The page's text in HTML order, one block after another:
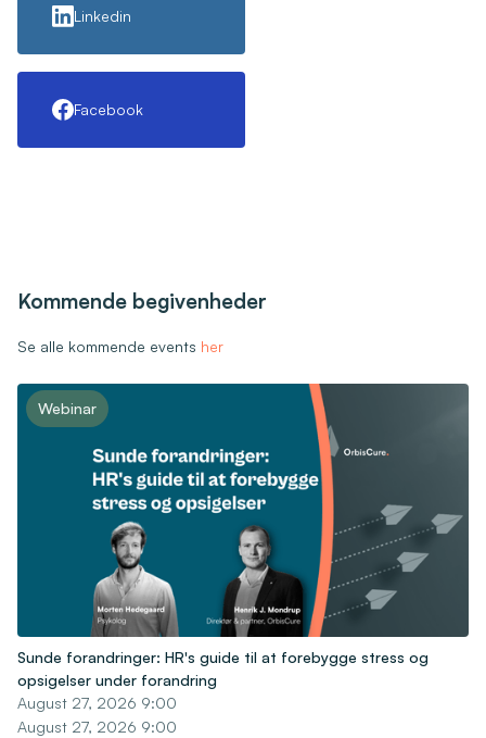
Linkedin
Facebook
Kommende begivenheder
Se alle kommende events her
Webinar
Sunde forandringer: HR's guide til at forebygge stress og
opsigelser under forandring
August 27, 2026 9:00
August 27, 2026 9:00